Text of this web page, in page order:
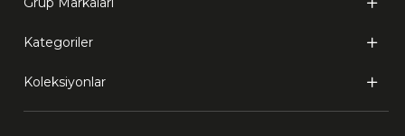
Kategoriler
Koleksiyonlar